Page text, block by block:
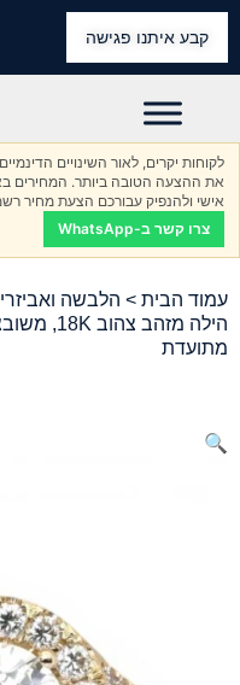
קבע איתנו פגישה
לקוחות יקרים, לאור השינויים
את ההצעה הטובה ביותר. המחירים
אישי ולהנפיק עבורכם הצעת מחיר
צרו קשר ב-WhatsApp
עמוד הבית > הלבשה
מתועדת
🔍